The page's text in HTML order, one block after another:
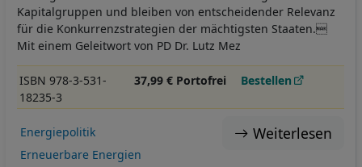
Kapitalgruppen und bleiben von entscheidender Relevanz
für die Konkurrenzstrategien der mächtigsten Staaten.
Mit einem Geleitwort von PD Dr. Lutz Mez
ISBN 978-3-531-
18235-3
37,99 € Portofrei Bestellen
Weiterlesen
Energiepolitik
Erneuerbare Energien